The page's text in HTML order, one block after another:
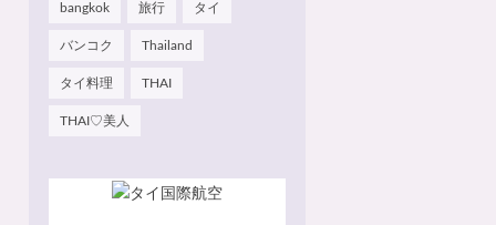
bangkok 旅行 タイ
バンコク Thailand
タイ料理 THAI
THAI♡美人